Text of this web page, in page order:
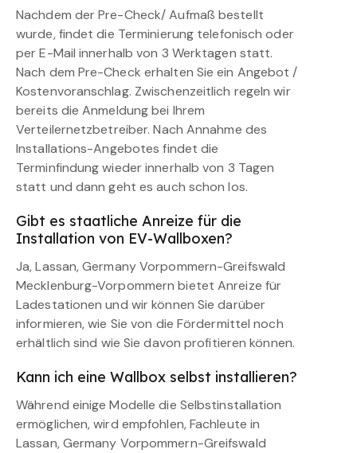
Nachdem der Pre-Check/ Aufmaß bestellt
wurde, findet die Terminierung telefonisch oder
per E-Mail innerhalb von 3 Werktagen statt.
Nach dem Pre-Check erhalten Sie ein Angebot /
Kostenvoranschlag. Zwischenzeitlich regeln wir
bereits die Anmeldung bei Ihrem
Verteilernetzbetreiber. Nach Annahme des
Installations-Angebotes findet die
Terminfindung wieder innerhalb von 3 Tagen
statt und dann geht es auch schon los.
Gibt es staatliche Anreize für die
Installation von EV-Wallboxen?
Ja, Lassan, Germany Vorpommern-Greifswald
Mecklenburg-Vorpommern bietet Anreize für
Ladestationen und wir können Sie darüber
informieren, wie Sie von die Fördermittel noch
erhältlich sind wie Sie davon profitieren können.
Kann ich eine Wallbox selbst installieren?
Während einige Modelle die Selbstinstallation
ermöglichen, wird empfohlen, Fachleute in
Lassan, Germany Vorpommern-Greifswald